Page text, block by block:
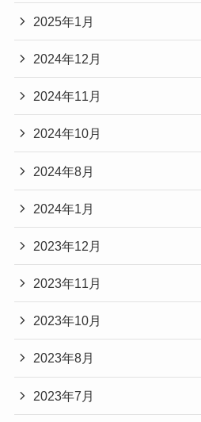
2025年1月
2024年12月
2024年11月
2024年10月
2024年8月
2024年1月
2023年12月
2023年11月
2023年10月
2023年8月
2023年7月